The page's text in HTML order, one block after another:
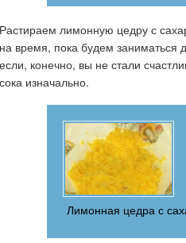
Растираем лимонную цедру с
на время, пока будем заниматься
если, конечно, вы не стали
сока изначально.
Лимонная цедра с